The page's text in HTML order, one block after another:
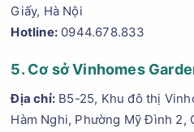
Giấy, Hà Nội
Hotline: 0944.678.833
5. Cơ sở Vinhomes
Địa chỉ: B5-25, Khu đô thị
Hàm Nghi, Phường Mỹ Đình 2,